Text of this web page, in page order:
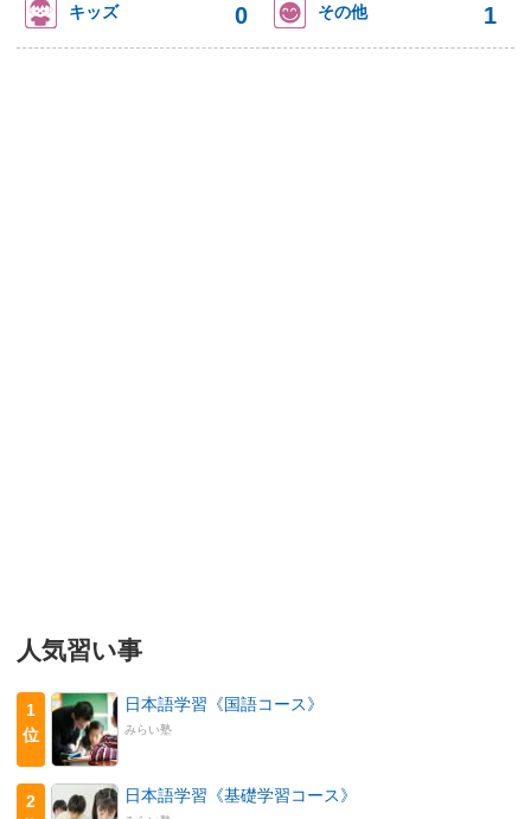
キッズ 0 その他 1
人気習い事
1
位
日本語学習《国語コース》
みらい塾
2
日本語学習《基礎学習コース》